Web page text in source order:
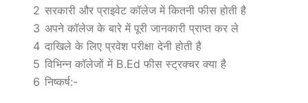
2 सरकारी और प्राइवेट कॉलेज में कितनी फीस होती है
3 अपने कॉलेज के बारे में पूरी जानकारी प्राप्त कर ले
4 दाखिले के लिए प्रवेश परीक्षा देनी होती है
5 विभिन्न कॉलेजों में B.Ed फीस स्ट्रक्चर क्या है
6 निष्कर्ष:-